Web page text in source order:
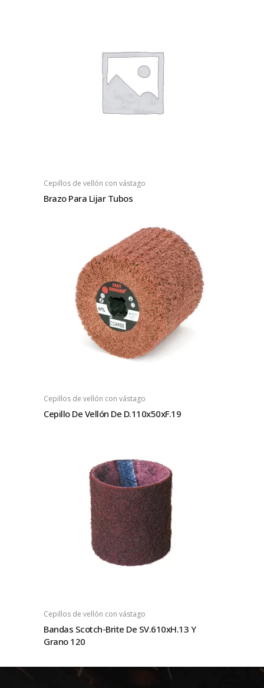
Cepillos de vellón con vástago
Brazo Para Lijar Tubos
Cepillos de vellón con vástago
Cepillo De Vellón De D.110x50xF.19
Cepillos de vellón con vástago
Bandas Scotch-Brite De SV.610xH.13 Y
Grano 120